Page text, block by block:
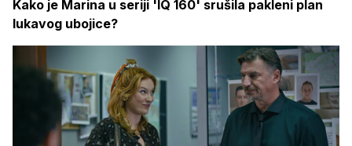
Kako je Marina u seriji 'IQ 160' srušila pakleni plan
lukavog ubojice?